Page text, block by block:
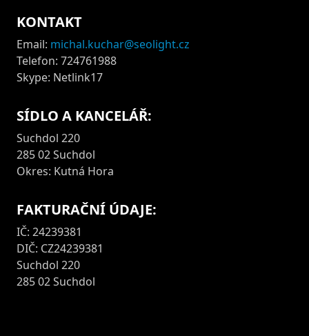
KONTAKT
Email: michal.kuchar@seolight.cz
Telefon: 724761988
Skype: Netlink17
SÍDLO A KANCELÁŘ:
Suchdol 220
285 02 Suchdol
Okres: Kutná Hora
FAKTURAČNÍ ÚDAJE:
IČ: 24239381
DIČ: CZ24239381
Suchdol 220
285 02 Suchdol